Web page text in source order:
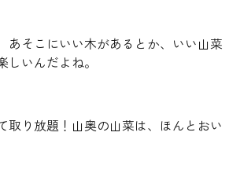
あそこにいい木があるとか、いい山菜
いんだよね。
取り放題！山奥の山菜は、ほんとおい